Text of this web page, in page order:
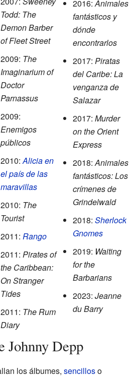
Todd: The
Demon Barber
of Fleet Street
2009: The
Imaginarium of
Doctor
Parnassus
2009:
Enemigos
públicos
2010:Alicia en
el país de las
maravillas
2010: The
Tourist
2011: Rango
2011: Pirates of
the Caribbean:
On Stranger
Tides
2011: The Rum
Diary
2016:Animales
fantásticos y
dónde
encontrarlos
2017: Piratas
del Caribe: La
venganza de
Salazar
2017: Murder
on the Orient
Express
2018:Animales
fantásticos: Los
crímenes de
Grindelwald
2018: Sherlock
Gnomes
2019: Waiting
for the
Barbarians
2023: Jeanne
du Barry
Johnny Depp
los álbumes, sencilloso